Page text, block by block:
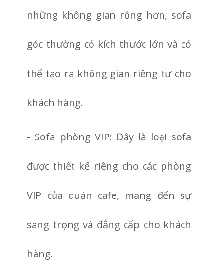
những không gian rộng hơn, sofa
góc thường có kích thước lớn và có
thể tạo ra không gian riêng tư cho
khách hàng.
- Sofa phòng VIP: Đây là loại sofa
được thiết kế riêng cho các phòng
VIP của quán cafe, mang đến sự
sang trọng và đẳng cấp cho khách
hàng.